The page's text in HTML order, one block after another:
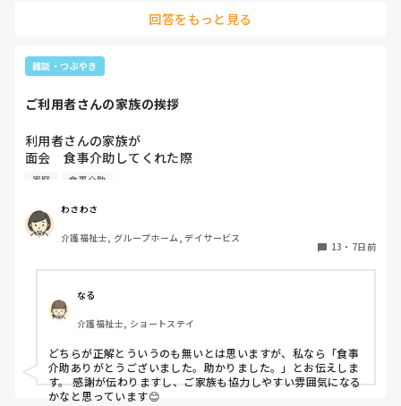
回答をもっと見る
雑談・つぶやき
ご利用者さんの家族の挨拶
利用者さんの家族が
面会　食事介助してくれた際
いつものように、ご苦労様です。と
ご苦労様は業者に言う言葉
家族はお客さんだから
ご苦労様でなく、ありがとうございますと言わないと駄目‼️
物事をはっきり言うタイプの
先輩スタッフだから、言い方でちと
凹んだけど
ユニットは初めて勤務で
色々勉強になります。
やはりみなさんの施設も
家族が面会ー食事介助してくれた際はありがとうございます
と伝えますか？
家庭 食事介助
わさわさ
介護福祉士, グループホーム, デイサービス
13 ・ 7日前
なる
介護福祉士, ショートステイ
どちらが正解とういうのも無いとは思いますが、私なら「食事
介助ありがとうございました。助かりました。」とお伝えしま
す。 感謝が伝わりますし、ご家族も協力しやすい雰囲気になる
かなと思っています😊